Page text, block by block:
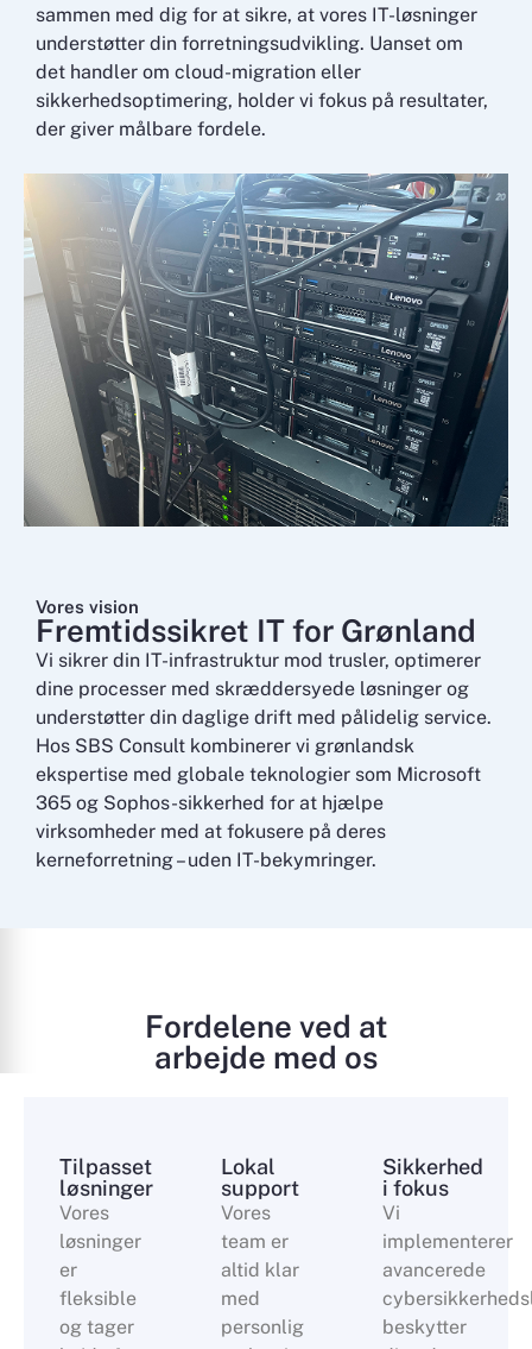
sammen med dig for at sikre, at vores IT-løsninger
understøtter din forretningsudvikling. Uanset om
det handler om cloud-migration eller
sikkerhedsoptimering, holder vi fokus på resultater,
der giver målbare fordele.
Vores vision
Fremtidssikret IT for Grønland
Vi sikrer din IT-infrastruktur mod trusler, optimerer
dine processer med skræddersyede løsninger og
understøtter din daglige drift med pålidelig service.
Hos SBS Consult kombinerer vi grønlandsk
ekspertise med globale teknologier som Microsoft
365 og Sophos-sikkerhed for at hjælpe
virksomheder med at fokusere på deres
kerneforretning – uden IT-bekymringer.
Fordelene ved at
arbejde med os
Tilpasset
løsninger
Vores
løsninger
er
fleksible
og tager
Lokal
support
Vores
team er
altid klar
med
personlig
Sikkerhed
i fokus
Vi
implementerer
avancerede
beskytter